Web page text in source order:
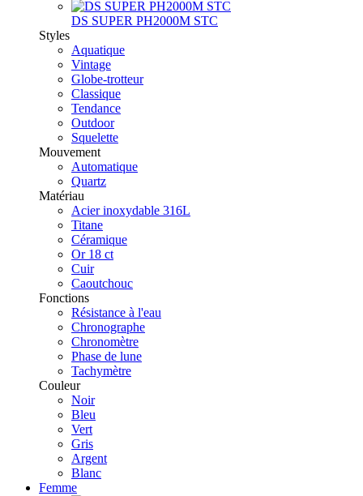
DS SUPER PH2000M STC
Styles
Aquatique
Vintage
Globe-trotteur
Classique
Tendance
Outdoor
Squelette
Mouvement
Automatique
Quartz
Matériau
Acier inoxydable 316L
Titane
Céramique
Or 18 ct
Cuir
Caoutchouc
Fonctions
Résistance à l'eau
Chronographe
Chronomètre
Phase de lune
Tachymètre
Couleur
Noir
Bleu
Vert
Gris
Argent
Blanc
Femme